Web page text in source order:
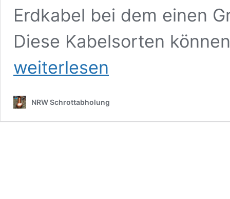
Erdkabel bei dem einen
Diese Kabelsorten
weiterlesen
NRW Schrottabholung